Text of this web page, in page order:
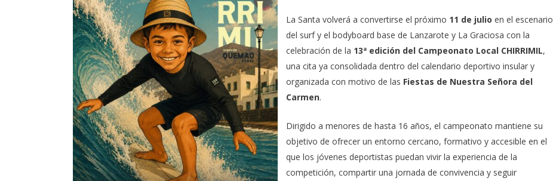
La Santa volverá a convertirse el próximo 11 de julio en el escenario
del surf y el bodyboard base de Lanzarote y La Graciosa con la
celebración de la 13ª edición del Campeonato Local CHIRRIMIL,
una cita ya consolidada dentro del calendario deportivo insular y
organizada con motivo de las Fiestas de Nuestra Señora del
Carmen.
Dirigido a menores de hasta 16 años, el campeonato mantiene su
objetivo de ofrecer un entorno cercano, formativo y accesible en el
que los jóvenes deportistas puedan vivir la experiencia de la
competición, compartir una jornada de convivencia y seguir